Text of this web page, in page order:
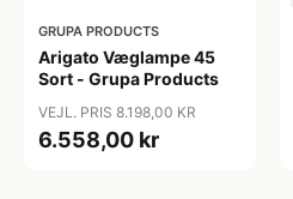
GRUPA PRODUCTS
Arigato Væglampe 45
Sort - Grupa Products
VEJL. PRIS 8.198,00 KR
6.558,00 kr